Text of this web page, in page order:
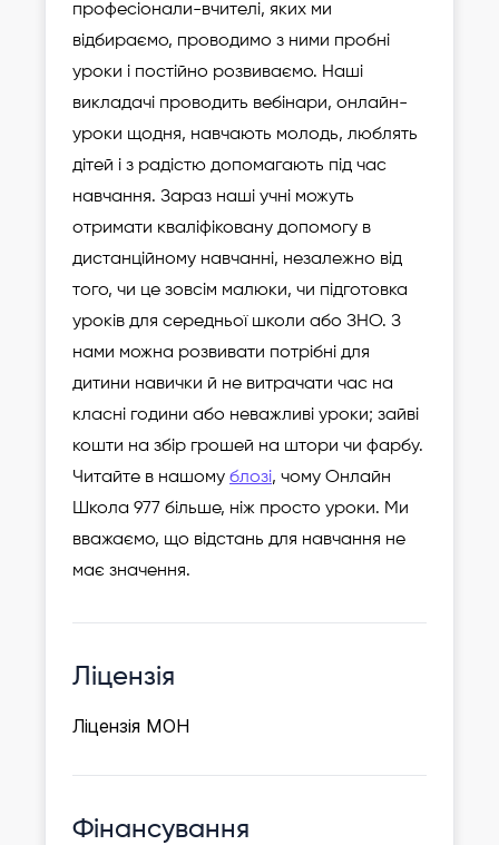
професіонали-вчителі, яких ми
відбираємо, проводимо з ними пробні
уроки і постійно розвиваємо. Наші
викладачі проводить вебінари, онлайн-
уроки щодня, навчають молодь, люблять
дітей і з радістю допомагають під час
навчання. Зараз наші учні можуть
отримати кваліфіковану допомогу в
дистанційному навчанні, незалежно від
того, чи це зовсім малюки, чи підготовка
уроків для середньої школи або ЗНО. З
нами можна розвивати потрібні для
дитини навички й не витрачати час на
класні години або неважливі уроки; зайві
кошти на збір грошей на штори чи фарбу.
Читайте в нашому блозі, чому Онлайн
Школа 977 більше, ніж просто уроки. Ми
вважаємо, що відстань для навчання не
має значення.
Ліцензія
Ліцензія МОН
Фінансування